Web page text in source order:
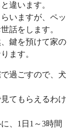
違います。
いますが、ペッ
話をします。
鍵を預けて家の
ます。
過ごすので、犬
てもらえるわけ
、1日1～3時間